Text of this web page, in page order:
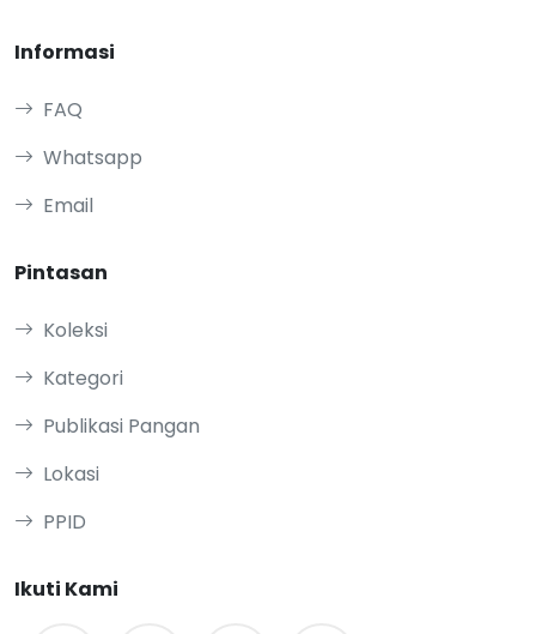
Informasi
FAQ
Whatsapp
Email
Pintasan
Koleksi
Kategori
Publikasi Pangan
Lokasi
PPID
Ikuti Kami